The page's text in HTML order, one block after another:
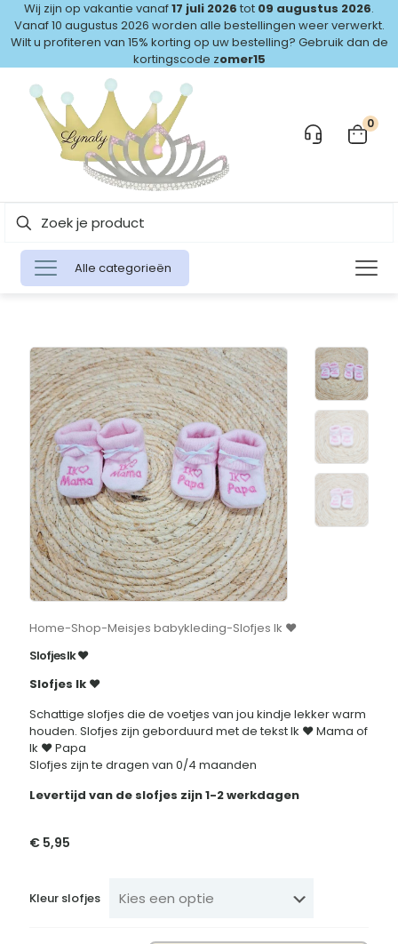
Wij zijn op vakantie vanaf17 juli 2026 tot 09 augustus 2026.
Vanaf 10 augustus 2026 worden alle bestellingen weer verwerkt.
Wilt u profiteren van 15% korting op uw bestelling? Gebruik dan de
kortingscode zomer15
0
Alle categorieën
Home-Shop-Meisjes babykleding-Slofjes Ik ♥
Slofjes Ik ♥
Slofjes Ik ♥
Schattige slofjes die de voetjes van jou kindje lekker warm
houden. Slofjes zijn geborduurd met de tekst Ik ♥ Mama of
Ik ♥ Papa
Slofjes zijn te dragen van 0/4 maanden
Levertijd van de slofjes zijn 1-2 werkdagen
€ 5,95
Kleur slofjes